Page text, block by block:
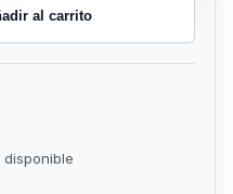
al carrito